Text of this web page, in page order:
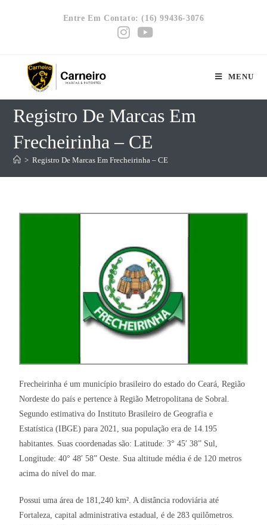
Entre Em Contato: (16) 99436-3076
MENU
Registro De Marcas Em
Frecheirinha – CE
> Registro De Marcas Em Frecheirinha – CE
Frecheirinha é um município brasileiro do estado do Ceará, Região
Nordeste do país e pertence à Região Metropolitana de Sobral.
Segundo estimativa do Instituto Brasileiro de Geografia e
Estatística (IBGE) para 2021, sua população era de 14.195
habitantes. Suas coordenadas são: Latitude: 3° 45′ 38” Sul,
Longitude: 40° 48′ 58” Oeste. Sua altitude média é de 120 metros
acima do nível do mar.
Possui uma área de 181,240 km². A distância rodoviária até
Fortaleza, capital administrativa estadual, é de 283 quilômetros.